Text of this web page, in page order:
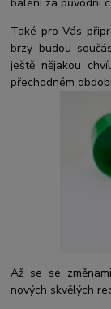
Také pro Vás
brzy budou
ještě nějakou
přechodném
Až se se
nových skvělých